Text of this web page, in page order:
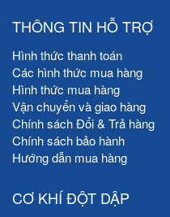
THÔNG TIN HỖ TRỢ
Hình thức thanh toán
Các hình thức mua hàng
Hình thức mua hàng
Vận chuyển và giao hàng
Chính sách Đổi & Trả hàng
Chính sách bảo hành
Hướng dẫn mua hàng
CƠ KHÍ ĐỘT DẬP